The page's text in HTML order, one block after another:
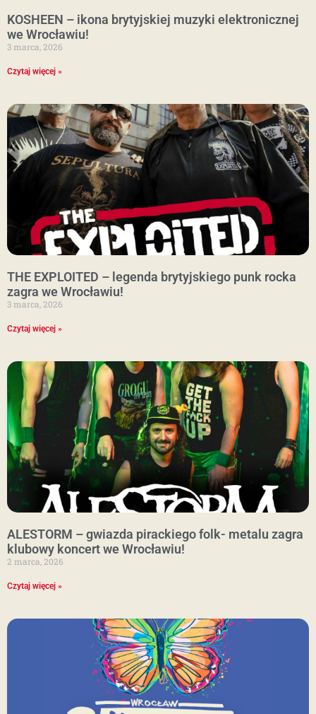
KOSHEEN – ikona brytyjskiej muzyki elektronicznej
we Wrocławiu!
3 marca, 2026
Czytaj więcej »
THE EXPLOITED – legenda brytyjskiego punk rocka
zagra we Wrocławiu!
3 marca, 2026
Czytaj więcej »
ALESTORM – gwiazda pirackiego folk- metalu zagra
klubowy koncert we Wrocławiu!
2 marca, 2026
Czytaj więcej »